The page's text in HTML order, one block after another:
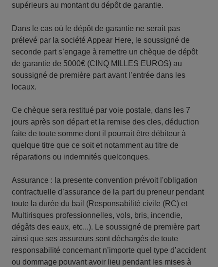
supérieurs au montant du dépôt de garantie.
Dans le cas où le dépôt de garantie ne serait pas
prélevé par la société Appear Here, le soussigné de
seconde part s’engage à remettre un chèque de dépôt
de garantie de 5000€ (CINQ MILLES EUROS) au
soussigné de première part avant l’entrée dans les
locaux.
Ce chèque sera restitué par voie postale, dans les 7
jours après son départ et la remise des cles, déduction
faite de toute somme dont il pourrait être débiteur à
quelque titre que ce soit et notamment au titre de
réparations ou indemnités quelconques.
Assurance : la presente convention prévoit l'obligation
contractuelle d’assurance de la part du preneur pendant
toute la durée du bail (Responsabilité civile (RC) et
Multirisques professionnelles, vols, bris, incendie,
dégâts des eaux, etc...). Le soussigné de première part
ainsi que ses assureurs sont déchargés de toute
responsabilité concernant n’importe quel type d’accident
ou dommage pouvant avoir lieu pendant les mises à